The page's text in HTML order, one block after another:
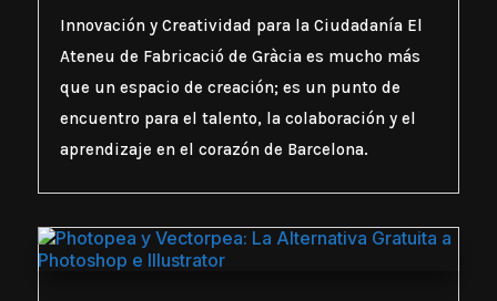
Innovación y Creatividad para la Ciudadanía El
Ateneu de Fabricació de Gràcia es mucho más
que un espacio de creación; es un punto de
encuentro para el talento, la colaboración y el
aprendizaje en el corazón de Barcelona.